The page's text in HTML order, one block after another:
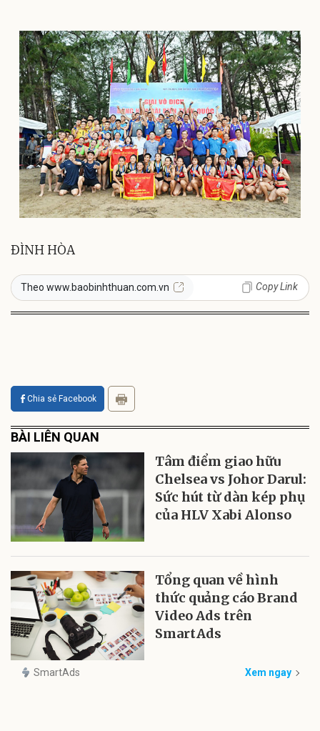
ĐÌNH HÒA
Theo www.baobinhthuan.com.vn Copy Link
Chia sẻ Facebook
BÀI LIÊN QUAN
Tâm điểm giao hữu
Chelsea vs Johor Darul:
Sức hút từ dàn kép phụ
của HLV Xabi Alonso
Tổng quan về hình
thức quảng cáo Brand
Video Ads trên
SmartAds
SmartAds Xem ngay